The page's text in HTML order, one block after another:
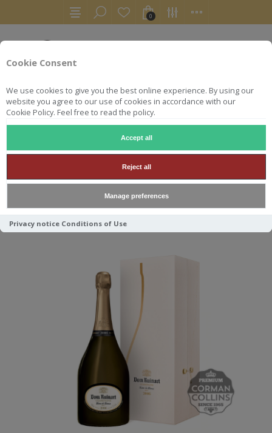
Cookie Consent
We use cookies to give you the best online experience. By using our
website you agree to our use of cookies in accordance with our
Cookie Policy. Feel free to read the policy.
Accept all
Reject all
Manage preferences
Privacy notice Conditions of Use
0
RUINART